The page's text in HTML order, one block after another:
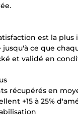
est la plus
jusqu'à ce que
et validé en
récupérés en
+15 à 25%